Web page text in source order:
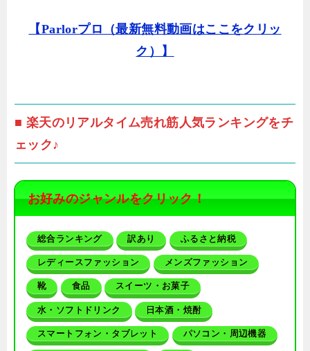
【Parlorプロ（最新無料動画はここをクリッ
ク）】
■ 楽天のリアルタイム売れ筋人気ランキングをチ
ェック♪
お好みのジャンルをクリック！
総合ランキング 訳あり ふるさと納税
レディースファッション メンズファッション
靴 食品 スイーツ・お菓子
水・ソフトドリンク 日本酒・焼酎
スマートフォン・タブレット パソコン・周辺機器